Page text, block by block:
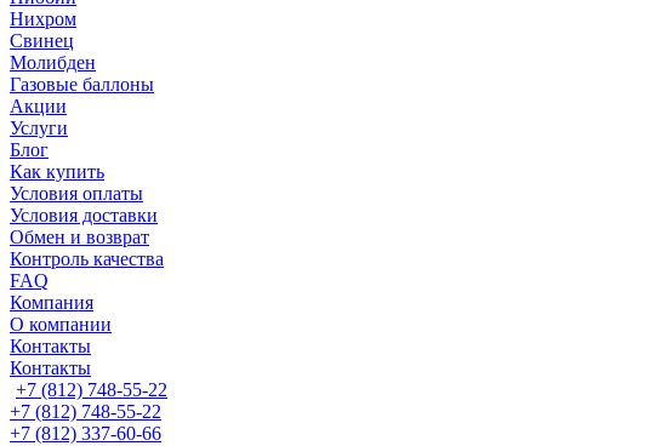
Нихром
Свинец
Молибден
Газовые баллоны
Акции
Услуги
Блог
Как купить
Условия оплаты
Условия доставки
Обмен и возврат
Контроль качества
FAQ
Компания
О компании
Контакты
Контакты
+7 (812) 748-55-22
+7 (812) 748-55-22
+7 (812) 337-60-66